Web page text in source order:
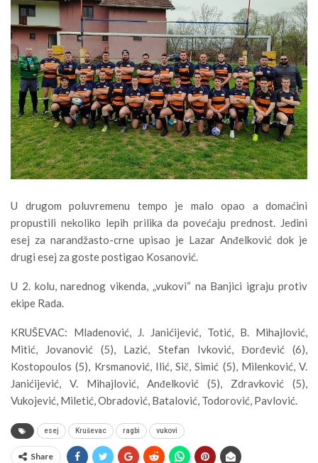
U drugom poluvremenu tempo je malo opao a domaćini
propustili nekoliko lepih prilika da povećaju prednost. Jedini
esej za narandžasto-crne upisao je Lazar Anđelković dok je
drugi esej za goste postigao Kosanović.
U 2. kolu, narednog vikenda, „vukovi“ na Banjici igraju protiv
ekipe Rada.
KRUŠEVAC: Mladenović, J. Janićijević, Totić, B. Mihajlović,
Mitić, Jovanović (5), Lazić, Stefan Ivković, Đorđević (6),
Kostopoulos (5), Krsmanović, Ilić, Sič, Simić (5), Milenković, V.
Janićijević, V. Mihajlović, Anđelković (5), Zdravković (5),
Vukojević, Miletić, Obradović, Batalović, Todorović, Pavlović.
esej Kruševac ragbi vukovi
Share